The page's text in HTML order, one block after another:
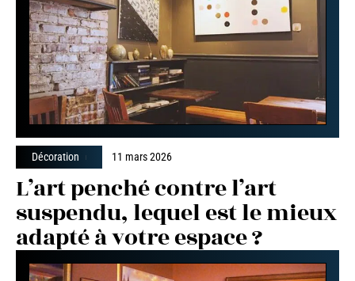
Décoration 11 mars 2026
L’art penché contre l’art
suspendu, lequel est le mieux
adapté à votre espace ?